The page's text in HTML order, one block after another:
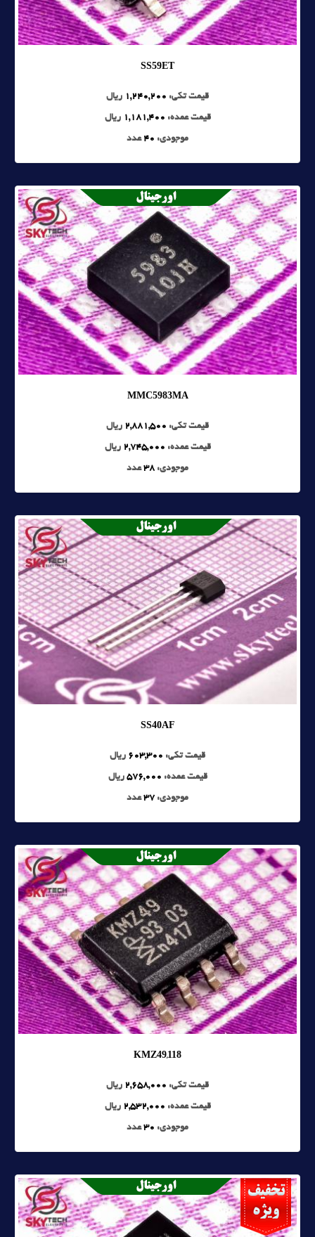
SS59ET
قیمت تکی: 1,240,200 ریال
قیمت عمده: 1,181,400 ریال
موجودی: 40 عدد
MMC5983MA
قیمت تکی: 2,881,500 ریال
قیمت عمده: 2,745,000 ریال
موجودی: 38عدد
SS40AF
قیمت تکی: 603,300 ریال
قیمت عمده: 576,000 ریال
موجودی: 37عدد
KMZ49,118
قیمت تکی: 2,658,000 ریال
قیمت عمده: 2,532,000 ریال
موجودی: 30عدد